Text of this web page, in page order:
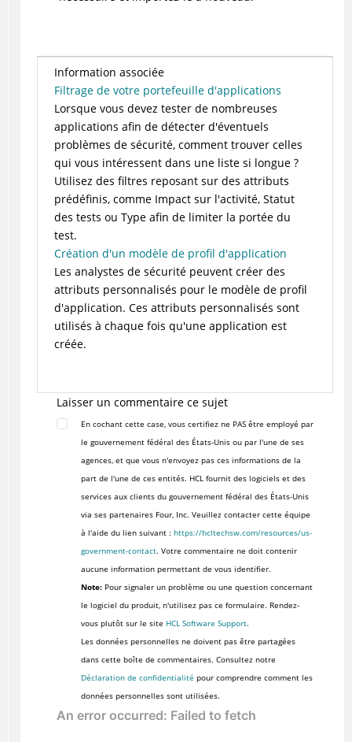
Information associée
Filtrage de votre portefeuille d'applications
Lorsque vous devez tester de nombreuses
applications afin de détecter d'éventuels
problèmes de sécurité, comment trouver celles
qui vous intéressent dans une liste si longue ?
Utilisez des filtres reposant sur des attributs
prédéfinis, comme Impact sur l'activité, Statut
des tests ou Type afin de limiter la portée du
test.
Création d'un modèle de profil d'application
Les analystes de sécurité peuvent créer des
attributs personnalisés pour le modèle de profil
d'application. Ces attributs personnalisés sont
utilisés à chaque fois qu'une application est
créée.
Laisser un commentaire ce sujet
En cochant cette case, vous certifiez ne PAS être employé par
le gouvernement fédéral des États-Unis ou par l'une de ses
agences, et que vous n'envoyez pas ces informations de la
part de l'une de ces entités. HCL fournit des logiciels et des
services aux clients du gouvernement fédéral des États-Unis
via ses partenaires Four, Inc. Veuillez contacter cette équipe
à l'aide du lien suivant : https://hcltechsw.com/resources/us-
government-contact. Votre commentaire ne doit contenir
aucune information permettant de vous identifier.
Note:Pour signaler un problème ou une question concernant
le logiciel du produit, n'utilisez pas ce formulaire. Rendez-
vous plutôt sur le site HCL Software Support.
Les données personnelles ne doivent pas être partagées
dans cette boîte de commentaires. Consultez notre
Déclaration de confidentialité pour comprendre comment les
données personnelles sont utilisées.